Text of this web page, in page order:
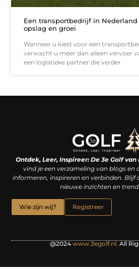
Een transportbedrijf in
opslag en groei
Wanneer u kiest voor een
verwacht u meer dan alleen vervoer
een logistieke partner die verder
Ontdek, Leer, Inspireer: De 3e Golf
vind je een verzameling van blogs en
informeren, inspireren en verbinden. Blijf
nieuwe inzichten en
Wie zijn wij? Registreer
@2024www.3egolf.nl.All